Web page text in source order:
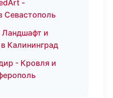
-
Севастополь
и
Калининград
- Кровля и